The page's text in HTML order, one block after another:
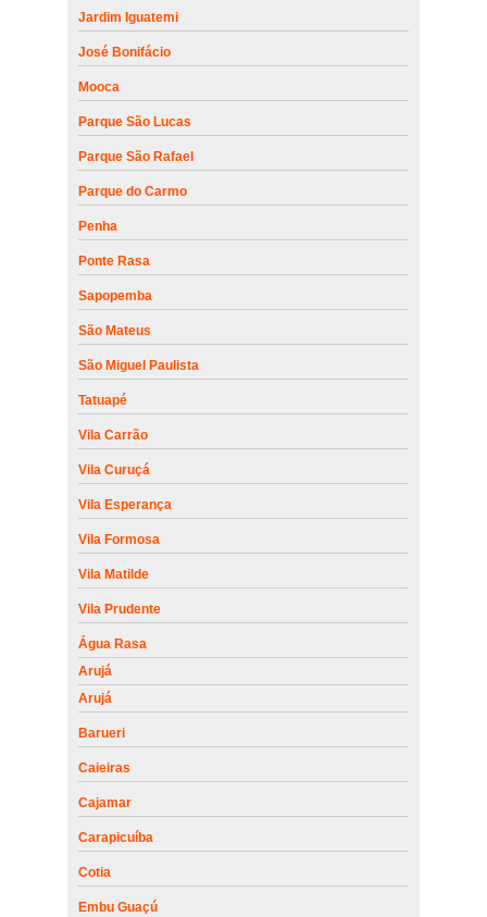
Jardim Iguatemi
José Bonifácio
Mooca
Parque São Lucas
Parque São Rafael
Parque do Carmo
Penha
Ponte Rasa
Sapopemba
São Mateus
São Miguel Paulista
Tatuapé
Vila Carrão
Vila Curuçá
Vila Esperança
Vila Formosa
Vila Matilde
Vila Prudente
Água Rasa
Arujá
Arujá
Barueri
Caieiras
Cajamar
Carapicuíba
Cotia
Embu Guaçú